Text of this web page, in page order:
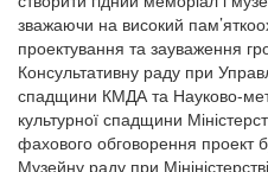
зважаючи на високий
проектування та зауваження
Консультативну раду при
спадщини КМДА та Науково-
культурної спадщини
фахового обговорення проект
Музейну раду при